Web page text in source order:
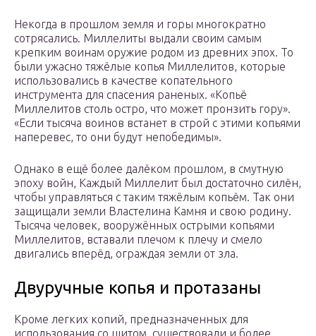
Некогда в прошлом земля и горы многократно
сотрясались. Миллелиты выдали своим самым
крепким воинам оружие родом из древних эпох. То
были ужасно тяжёлые копья Миллелитов, которые
использовались в качестве копательного
инструмента для спасения раненых. «Копьё
Миллелитов столь остро, что может пронзить гору».
«Если тысяча воинов встанет в строй с этими копьями
наперевес, то они будут непобедимы».
Однако в ещё более далёком прошлом, в смутную
эпоху войн, Каждый Миллелит был достаточно силён,
чтобы управляться с таким тяжёлым копьём. Так они
защищали земли Властелина Камня и свою родину.
Тысяча человек, вооружённых острыми копьями
Миллелитов, вставали плечом к плечу и смело
двигались вперёд, ограждая земли от зла.
Двуручные копья и протазаны
Кроме легких копий, предназначенных для
использования со щитом, существовали и более